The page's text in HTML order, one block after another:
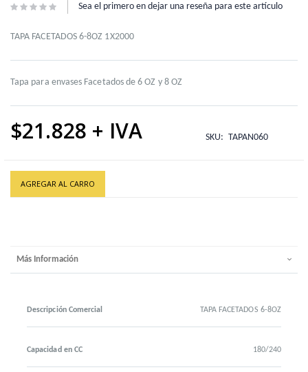
the
gallery
the
gallery
Sea el primero en dejar una reseña para este artículo
TAPA FACETADOS 6-8OZ 1X2000
Tapa para envases Facetados de 6 OZ y 8 OZ
$21.828 SKU TAPAN060
AGREGAR AL CARRO
Más Información
Descripción Comercial TAPA FACETADOS 6-8OZ
Capacidad en CC 180/240